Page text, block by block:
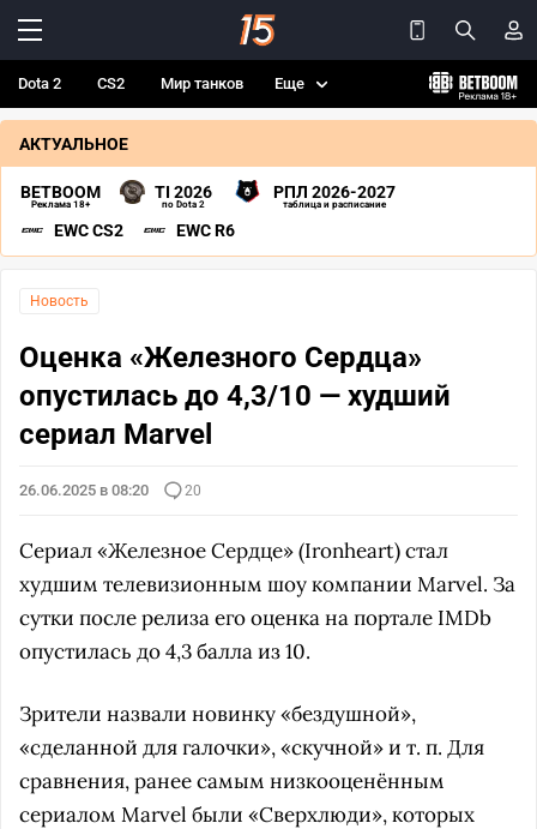
Dota 2 CS2 Мир танков Еще
АКТУАЛЬНОЕ
BETBOOM
Реклама 18+
TI 2026
по Dota 2
РПЛ 2026-2027
таблица и расписание
EWC CS2 EWC R6
Новость
Оценка «Железного Сердца»
опустилась до 4,3/10 — худший
сериал Marvel
26.06.2025 в 08:20 20
Сериал «Железное Сердце» (Ironheart) стал
худшим телевизионным шоу компании Marvel. За
сутки после релиза его оценка на портале IMDb
опустилась до 4,3 балла из 10.
Зрители назвали новинку «бездушной»,
«сделанной для галочки», «скучной» и т. п. Для
сравнения, ранее самым низкооценённым
сериалом Marvel были «Сверхлюди», которых